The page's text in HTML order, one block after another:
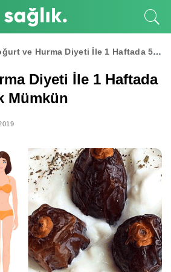
ve Hurma Diyeti İle 1 Haftada 5 Kilo Vermek Mümkün
Diyeti İle 1 Haftada
Mümkün